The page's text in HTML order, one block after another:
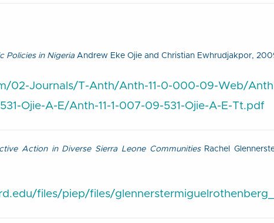
Policies in Nigeria Andrew Eke Ojie and Christian Ewhrudjakpor,
02-Journals/T-Anth/Anth-11-0-000-09-Web/
Ojie-A-E/Anth-11-1-007-09-531-Ojie-A-E-Tt.pdf
Action in Diverse Sierra Leone Communities Rachel
files/piep/files/